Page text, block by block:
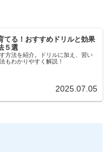
てる！おすすめドリルと効果
５選
方法を紹介。ドリルに加え、習い
もわかりやすく解説！
2025.07.05